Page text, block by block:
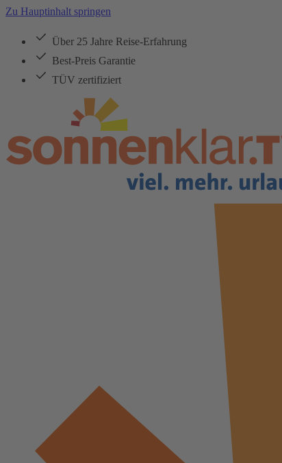
Zu Hauptinhalt springen
Über 25 Jahre Reise-Erfahrung
Best-Preis Garantie
TÜV zertifiziert